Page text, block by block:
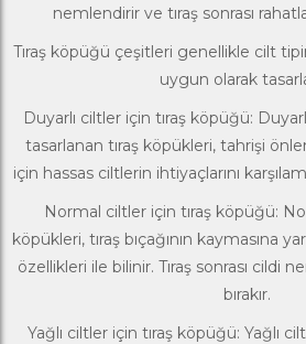
nemlendirir ve tıraş sonrası
Tıraş köpüğü çeşitleri genellikle cilt
uygun olarak
Duyarlı ciltler için tıraş köpüğü:
tasarlanan tıraş köpükleri, tahrişi
için hassas ciltlerin ihtiyaçlarını
Normal ciltler için tıraş köpüğü:
köpükleri, tıraş bıçağının kaymasına
özellikleri ile bilinir. Tıraş sonrası cildi
bırakır.
Yağlı ciltler için tıraş köpüğü: Yağlı